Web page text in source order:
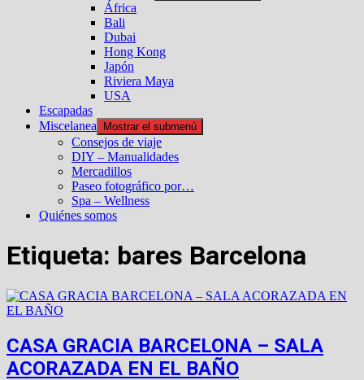
África
Bali
Dubai
Hong Kong
Japón
Riviera Maya
USA
Escapadas
Miscelanea
Mostrar el submenú
Consejos de viaje
DIY – Manualidades
Mercadillos
Paseo fotográfico por…
Spa – Wellness
Quiénes somos
Etiqueta: bares Barcelona
CASA GRACIA BARCELONA – SALA
ACORAZADA EN EL BAÑO